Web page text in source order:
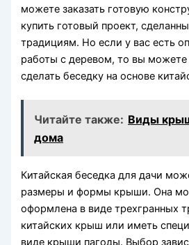
можете заказать готовую
купить готовый проект,
традициям. Но если у вас есть
работы с деревом, то вы можете
сделать беседку на основе
Читайте также: Виды
дома
Китайская беседка для дачи
размеры и формы крыши. Она
оформлена в виде трехгранных
китайских крыш или иметь
виде крыши пагоды. Выбор